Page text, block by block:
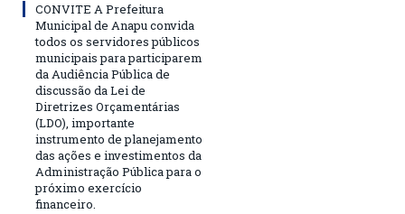
CONVITE A Prefeitura
Municipal de Anapu convida
todos os servidores públicos
municipais para participarem
da Audiência Pública de
discussão da Lei de
Diretrizes Orçamentárias
(LDO), importante
instrumento de planejamento
das ações e investimentos da
Administração Pública para o
próximo exercício
financeiro.